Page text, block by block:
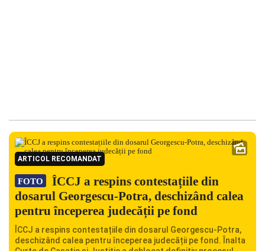
ARTICOL RECOMANDAT
FOTO
ÎCCJ a respins contestațiile din
dosarul Georgescu-Potra, deschizând calea
pentru începerea judecății pe fond
ÎCCJ a respins contestațiile din dosarul Georgescu-Potra,
deschizând calea pentru începerea judecății pe fond. Înalta